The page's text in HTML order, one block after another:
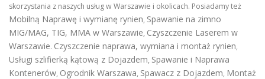
skorzystania z naszych usług w Warszawie i okolicach. Posiadamy też
Mobilną Naprawę i wymianę rynien, Spawanie na zimno
MIG/MAG, TIG, MMA w Warszawie, Czyszczenie Laserem w
Warszawie. Czyszczenie naprawa, wymiana i montaż rynien,
Usługi szlifierką kątową z Dojazdem, Spawanie i Naprawa
Kontenerów, Ogrodnik Warszawa, Spawacz z Dojazdem, Montaż